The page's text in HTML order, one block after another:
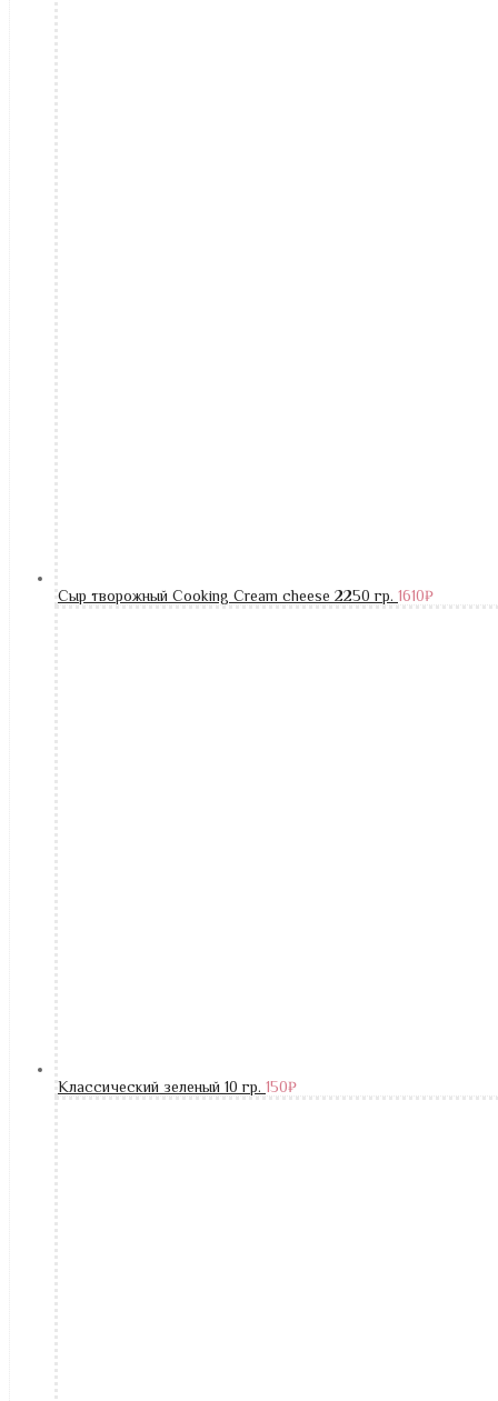
Сыр творожный Cooking Cream cheese 2250 гр. 1610₽
Классический зеленый 10 гр. 150₽